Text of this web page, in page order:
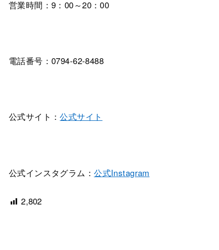
営業時間：9：00～20：00
電話番号：0794-62-8488
公式サイト：公式サイト
公式インスタグラム：公式Instagram
2,802